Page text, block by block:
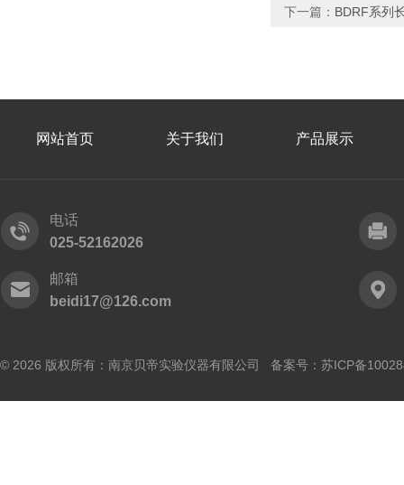
下一篇： BDRF系列
网站首页 关于我们 产品展示
电话
025-52162026
邮箱
beidi17@126.com
© 2026 版权所有：南京贝帝实验仪器有限公司 备案号： 苏ICP备